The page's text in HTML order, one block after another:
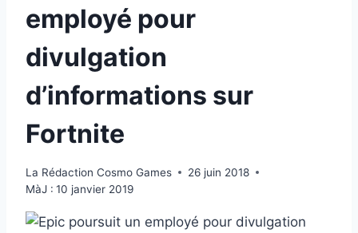
employé pour
divulgation
d’informations sur
Fortnite
La Rédaction Cosmo Games
26 juin 2018
MàJ : 10 janvier 2019